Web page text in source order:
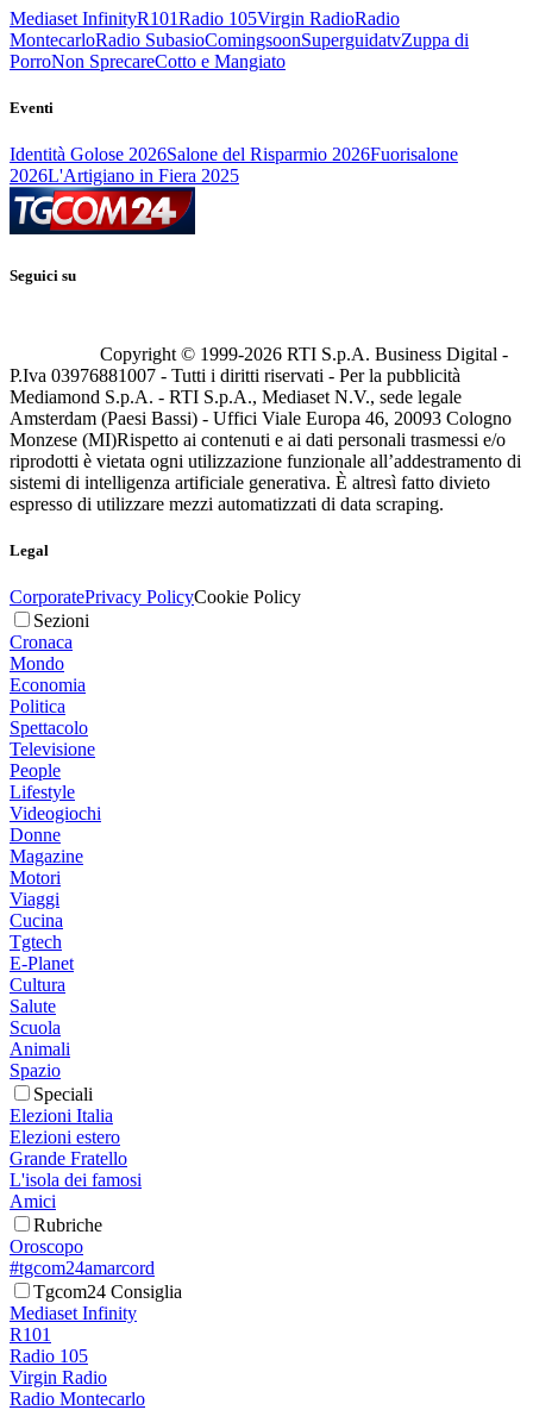
Mediaset InfinityR101Radio 105Virgin RadioRadio
MontecarloRadio SubasioComingsoonSuperguidatvZuppa di
PorroNon SprecareCotto e Mangiato
Eventi
Identità Golose 2026Salone del Risparmio 2026Fuorisalone
2026L'Artigiano in Fiera 2025
Seguici su
Copyright © 1999-2026 RTI S.p.A. Business Digital -
P.Iva 03976881007 - Tutti i diritti riservati - Per la pubblicità
Mediamond S.p.A. - RTI S.p.A., Mediaset N.V., sede legale
Amsterdam (Paesi Bassi) - Uffici Viale Europa 46, 20093 Cologno
Monzese (MI)Rispetto ai contenuti e ai dati personali trasmessi e/o
riprodotti è vietata ogni utilizzazione funzionale all’addestramento di
sistemi di intelligenza artificiale generativa. È altresì fatto divieto
espresso di utilizzare mezzi automatizzati di data scraping.
Legal
CorporatePrivacy PolicyCookie Policy
Sezioni
Cronaca
Mondo
Economia
Politica
Spettacolo
Televisione
People
Lifestyle
Videogiochi
Donne
Magazine
Motori
Viaggi
Cucina
Tgtech
E-Planet
Cultura
Salute
Scuola
Animali
Spazio
Speciali
Elezioni Italia
Elezioni estero
Grande Fratello
L'isola dei famosi
Amici
Rubriche
Oroscopo
#tgcom24amarcord
Tgcom24 Consiglia
Mediaset Infinity
R101
Radio 105
Virgin Radio
Radio Montecarlo